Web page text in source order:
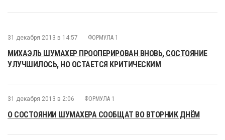
31 декабря 2013 в 14:57 ФОРМУЛА 1
МИХАЭЛЬ ШУМАХЕР ПРООПЕРИРОВАН ВНОВЬ, СОСТОЯНИЕ
УЛУЧШИЛОСЬ, НО ОСТАЕТСЯ КРИТИЧЕСКИМ
31 декабря 2013 в 2:06 ФОРМУЛА 1
О СОСТОЯНИИ ШУМАХЕРА СООБЩАТ ВО ВТОРНИК ДНЁМ